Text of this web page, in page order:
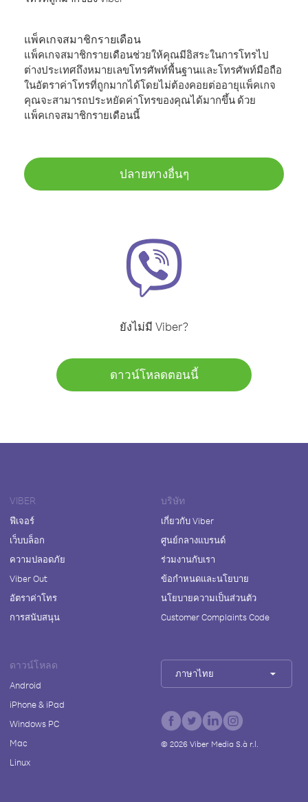
แพ็คเกจสมาชิกรายเดือน
แพ็คเกจสมาชิกรายเดือนช่วยให้คุณมีอิสระในการโทรไป
ต่างประเทศถึงหมายเลขโทรศัพท์พื้นฐานและโทรศัพท์มือถือ
ในอัตราค่าโทรที่ถูกมากได้โดยไม่ต้องคอยต่ออายุแพ็คเกจ
คุณจะสามารถประหยัดค่าโทรของคุณได้มากขึ้น ด้วย
แพ็คเกจสมาชิกรายเดือนนี้
ปลายทางอื่นๆ
ยังไม่มี Viber?
ดาวน์โหลดตอนนี้
VIBER
ฟีเจอร์
เว็บบล็อก
ความปลอดภัย
Viber Out
อัตราค่าโทร
การสนับสนุน
บริษัท
เกี่ยวกับ Viber
ศูนย์กลางแบรนด์
ร่วมงานกับเรา
ข้อกำหนดและนโยบาย
นโยบายความเป็นส่วนตัว
Customer Complaints Code
ดาวน์โหลด
Android
iPhone & iPad
Windows PC
Mac
Linux
ภาษาไทย
© 2026Viber Media S.à r.l.